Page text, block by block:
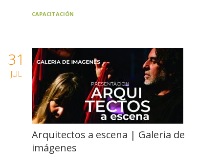
CAPACITACIÓN
31
JUL
Arquitectos a escena | Galeria de
imágenes